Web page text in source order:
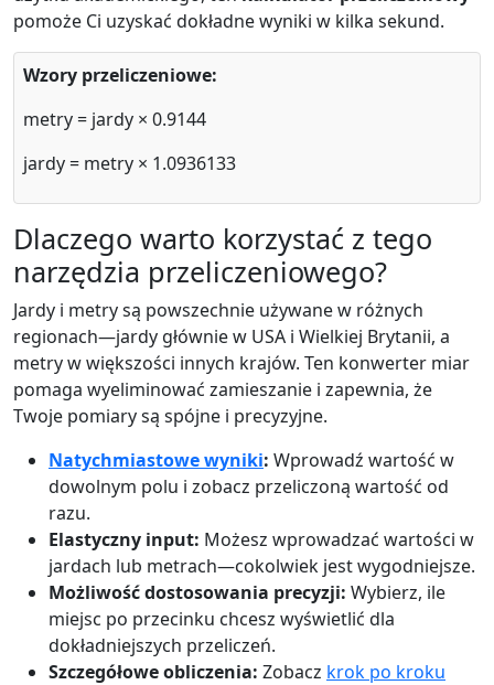
pomoże Ci uzyskać dokładne wyniki w kilka sekund.
Wzory przeliczeniowe:
metry = jardy × 0.9144
jardy = metry × 1.0936133
Dlaczego warto korzystać z tego
narzędzia przeliczeniowego?
Jardy i metry są powszechnie używane w różnych
regionach—jardy głównie w USA i Wielkiej Brytanii, a
metry w większości innych krajów. Ten konwerter miar
pomaga wyeliminować zamieszanie i zapewnia, że
Twoje pomiary są spójne i precyzyjne.
Natychmiastowe wyniki: Wprowadź wartość w
dowolnym polu i zobacz przeliczoną wartość od
razu.
Elastyczny input: Możesz wprowadzać wartości w
jardach lub metrach—cokolwiek jest wygodniejsze.
Możliwość dostosowania precyzji: Wybierz, ile
miejsc po przecinku chcesz wyświetlić dla
dokładniejszych przeliczeń.
Szczegółowe obliczenia: Zobacz krok po kroku